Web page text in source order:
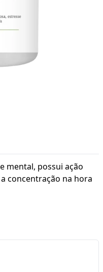
mental, possui ação
concentração na hora